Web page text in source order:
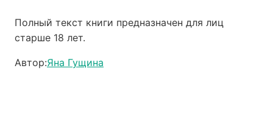
Полный текст книги предназначен для лиц
старше 18 лет.
Автор:Яна Гущина